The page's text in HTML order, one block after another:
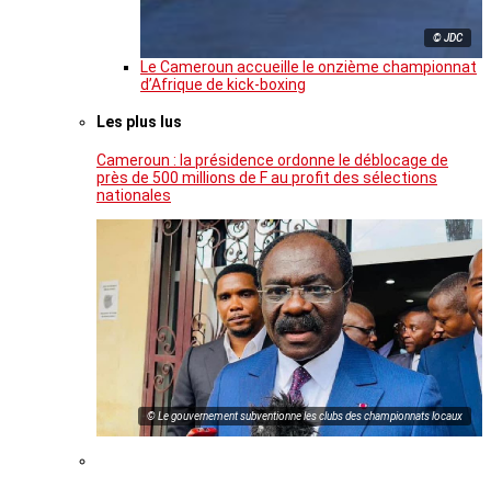
© JDC
Le Cameroun accueille le onzième championnat
d’Afrique de kick-boxing
Les plus lus
Cameroun : la présidence ordonne le déblocage de
près de 500 millions de F au profit des sélections
nationales
© Le gouvernement subventionne les clubs des championnats locaux